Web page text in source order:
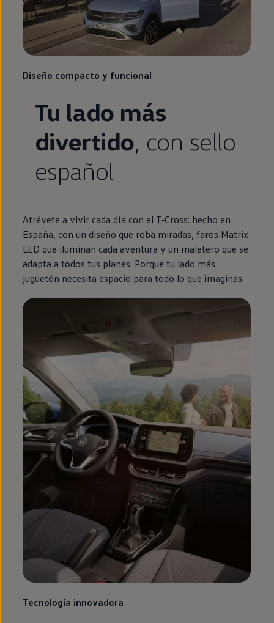
Diseño compacto y funcional
Tu lado más
divertido, con sello
español
Atrévete a vivir cada día con el T‑Cross: hecho en
España, con un diseño que roba miradas, faros Matrix
LED que iluminan cada aventura y un maletero que se
adapta a todos tus planes. Porque tu lado más
juguetón necesita espacio para todo lo que imaginas.
Tecnología innovadora